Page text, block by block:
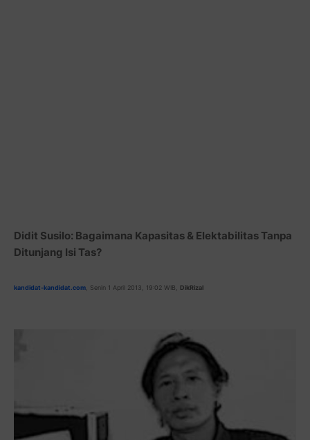
Didit Susilo: Bagaimana Kapasitas & Elektabilitas Tanpa
Ditunjang Isi Tas?
kandidat-kandidat.com , Senin 1 April 2013, 19:02 WIB, DikRizal